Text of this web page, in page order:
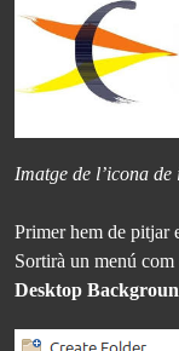
Imatge de l’icona de
Primer hem de pitjar
Sortirà un menú
Desktop